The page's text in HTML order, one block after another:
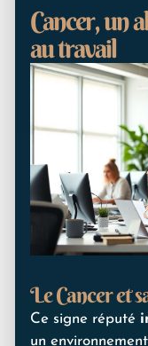
Cancer, un
au travail
Le Cancer et
Ce signe réputé
un